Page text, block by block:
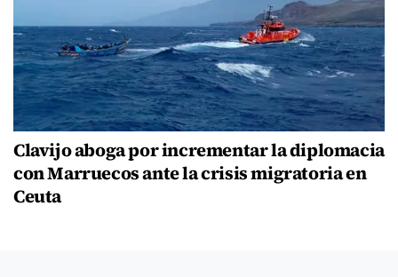
Clavijo aboga por incrementar la diplomacia
con Marruecos ante la crisis migratoria en
Ceuta